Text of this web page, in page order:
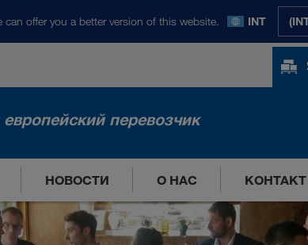
can offer you a better version of this website. INT
перевозчик
НОВОСТИ О НАС КОНТАКТ